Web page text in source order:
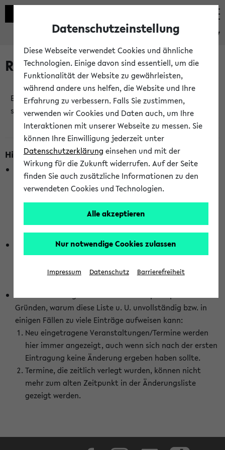
eKVV
Raumänderungen
Es wurden keine Raumänderungen an jetzt
stattfindenden Veranstaltungen gefunden!
Hinweise zur Liste der Raumänderungen
In dieser Liste werden nur Veranstaltungstermine
berücksichtigt, die gerade oder innerhalb der nächsten 2
Stunden stattfinden. Berücksichtigt werden nur Termine,
wurden. Die Anzeige ist semesterübergreifend und nicht
abhängig vom im eKVV gewählten Semester.
Die hier gezeigte Liste von Raumänderungen kann nur
vollständig sein, wenn den Fakultäten von den Lehrenden
die Änderungen zeitnah mitgeteilt und diese Änderungen
Gründen, warum diese Liste u. U. unvollständig bzw. in
einigen Fällen zu viele Einträge aufweisen kann:
Neu eingetragene Veranstaltungen/Termine werden
hier immer angezeigt, auch wenn sich nach der ersten
Eintragung keine Änderung ergeben haben sollte.
Termine, die zeitlich verlegt wurden, können nicht
mehr zum alten Zeitpunkt in der Änderungsliste
gezeigt werden.
Datenschutzeinstellung
Diese Webseite verwendet Cookies und ähnliche
Technologien. Einige davon sind essentiell, um die
Funktionalität der Website zu gewährleisten,
während andere uns helfen, die Website und Ihre
Erfahrung zu verbessern. Falls Sie zustimmen,
verwenden wir Cookies und Daten auch, um Ihre
Interaktionen mit unserer Webseite zu messen. Sie
können Ihre Einwilligung jederzeit unter
Datenschutzerklärung einsehen und mit der
Wirkung für die Zukunft widerrufen. Auf der Seite
finden Sie auch zusätzliche Informationen zu den
verwendeten Cookies und Technologien.
Alle akzeptieren
Nur notwendige Cookies zulassen
Impressum Datenschutz Barrierefreiheit